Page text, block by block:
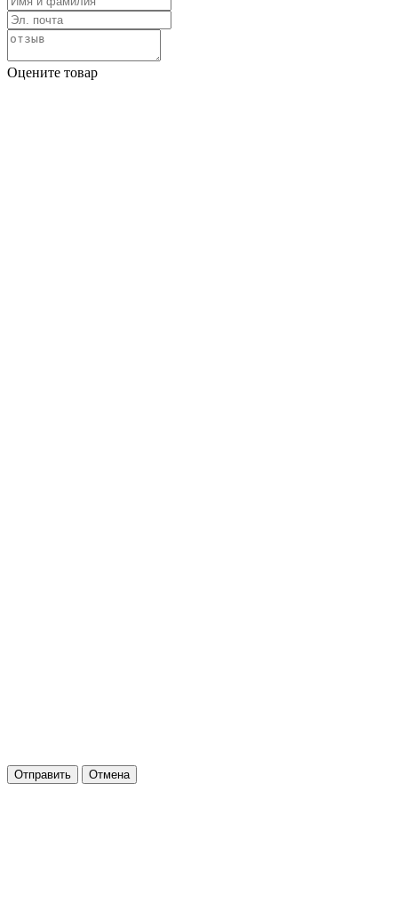
Оцените товар
Отправить Отмена